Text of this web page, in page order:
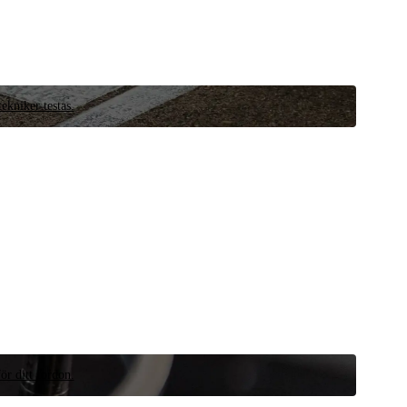
testas.
ditt fordon.